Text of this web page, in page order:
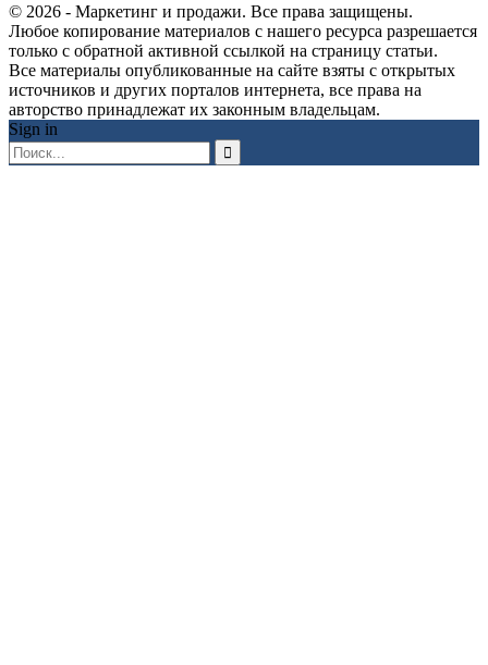
© 2026 - Маркетинг и продажи. Все права защищены.
Любое копирование материалов с нашего ресурса разрешается
только с обратной активной ссылкой на страницу статьи.
Все материалы опубликованные на сайте взяты с открытых
источников и других порталов интернета, все права на
авторство принадлежат их законным владельцам.
Sign in